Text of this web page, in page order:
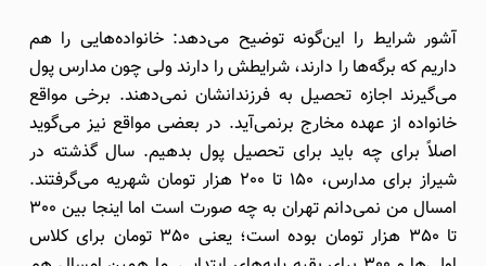
آشور شرایط را این‌گونه توضیح می‌دهد: خانواده‌هایی را هم
داریم که برگه‌ها را دارند، شرایطش را دارند ولی چون مدارس پول
می‌گیرند اجازه تحصیل به فرزندانشان نمی‌دهند. برخی مواقع
خانواده از عهده مخارج برنمی‌آید. در بعضی مواقع نیز می‌گوید
اصلاً برای چه باید برای تحصیل پول بدهیم. سال گذشته در
شیراز برای مدارس، 150 تا 200 هزار تومان شهریه می‌گرفتند.
امسال من نمی‌دانم تهران به چه صورت است اما اینجا بین 300
تا 350 هزار تومان بوده است؛ یعنی 350 تومان برای کلاس